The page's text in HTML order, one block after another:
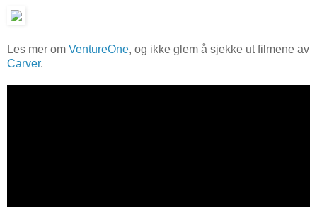
Les mer om VentureOne, og ikke glem å sjekke ut filmene av
Carver.